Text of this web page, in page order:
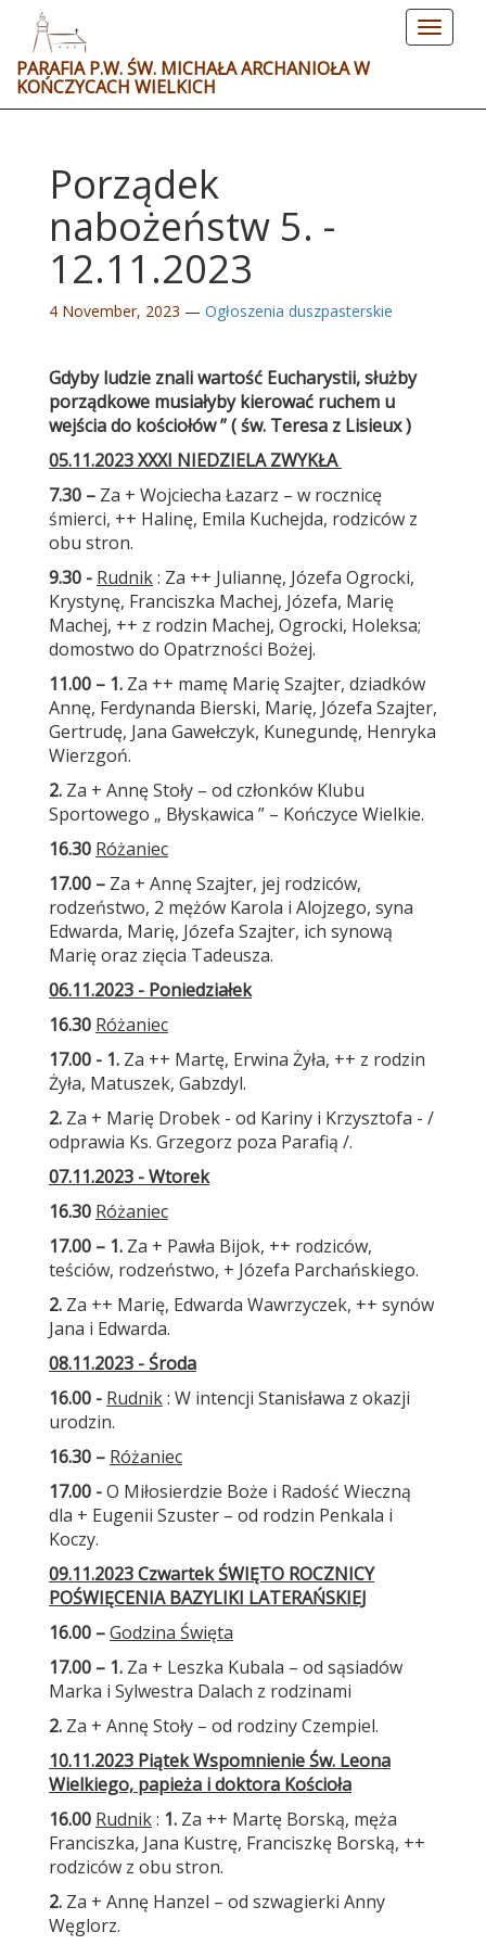
Toggle
PARAFIA P.W. ŚW. MICHAŁA ARCHANIOŁA W
KOŃCZYCACH WIELKICH
Porządek
nabożeństw 5. -
12.11.2023
4 November, 2023 — Ogłoszenia duszpasterskie
Gdyby ludzie znali wartość Eucharystii, służby
porządkowe musiałyby kierować ruchem u
wejścia do kościołów ” ( św. Teresa z Lisieux )
05.11.2023 XXXI NIEDZIELA ZWYKŁA
7.30 – Za + Wojciecha Łazarz – w rocznicę
śmierci, ++ Halinę, Emila Kuchejda, rodziców z
obu stron.
9.30 - Rudnik: Za ++ Juliannę, Józefa Ogrocki,
Krystynę, Franciszka Machej, Józefa, Marię
Machej, ++ z rodzin Machej, Ogrocki, Holeksa;
domostwo do Opatrzności Bożej.
11.00 – 1. Za ++ mamę Marię Szajter, dziadków
Annę, Ferdynanda Bierski, Marię, Józefa Szajter,
Gertrudę, Jana Gawełczyk, Kunegundę, Henryka
Wierzgoń.
2. Za + Annę Stoły – od członków Klubu
Sportowego „ Błyskawica ” – Kończyce Wielkie.
16.30 Różaniec
17.00 – Za + Annę Szajter, jej rodziców,
rodzeństwo, 2 mężów Karola i Alojzego, syna
Edwarda, Marię, Józefa Szajter, ich synową
Marię oraz zięcia Tadeusza.
06.11.2023 - Poniedziałek
16.30 Różaniec
17.00 - 1. Za ++ Martę, Erwina Żyła, ++ z rodzin
Żyła, Matuszek, Gabzdyl.
2. Za + Marię Drobek - od Kariny i Krzysztofa - /
odprawia Ks. Grzegorz poza Parafią /.
07.11.2023 - Wtorek
16.30 Różaniec
17.00 – 1. Za + Pawła Bijok, ++ rodziców,
teściów, rodzeństwo, + Józefa Parchańskiego.
2. Za ++ Marię, Edwarda Wawrzyczek, ++ synów
Jana i Edwarda.
08.11.2023 - Środa
16.00 - Rudnik: W intencji Stanisława z okazji
urodzin.
16.30 – Różaniec
17.00 -O Miłosierdzie Boże i Radość Wieczną
dla + Eugenii Szuster – od rodzin Penkala i
Koczy.
09.11.2023 Czwartek ŚWIĘTO ROCZNICY
POŚWIĘCENIA BAZYLIKI LATERAŃSKIEJ
16.00 –Godzina Święta
17.00 – 1. Za + Leszka Kubala – od sąsiadów
Marka i Sylwestra Dalach z rodzinami
2. Za + Annę Stoły – od rodziny Czempiel.
10.11.2023 Piątek Wspomnienie Św. Leona
Wielkiego, papieża i doktora Kościoła
16.00 Rudnik: 1. Za ++ Martę Borską, męża
Franciszka, Jana Kustrę, Franciszkę Borską, ++
rodziców z obu stron.
2. Za + Annę Hanzel – od szwagierki Anny
Węglorz.